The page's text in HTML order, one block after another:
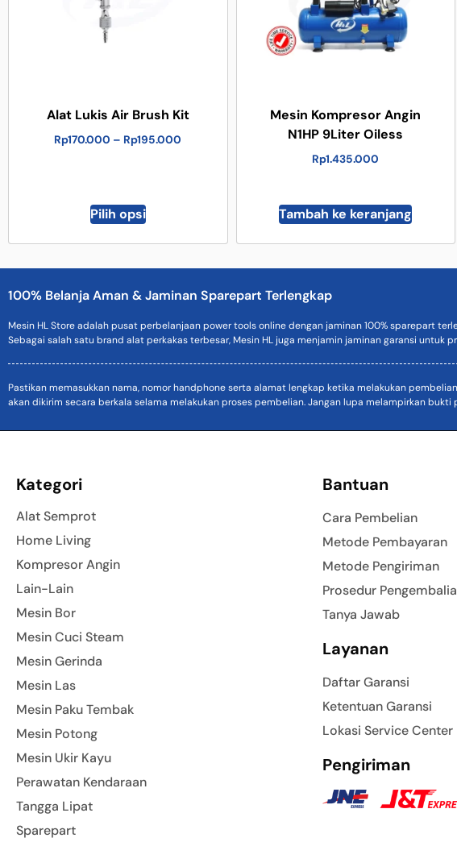
Alat Lukis Air Brush Kit
Rp170.000 – Rp195.000
Pilih opsi
Mesin Kompresor Angin
N1HP 9Liter Oiless
Rp1.435.000
Tambah ke keranjang
100% Belanja Aman & Jaminan Sparepart Terlengkap
Mesin HL Store adalah pusat perbelanjaan power tools online dengan jaminan 100% sparepart
Sebagai salah satu brand alat perkakas terbesar, Mesin HL juga menjamin jaminan garansi untuk
Pastikan memasukkan nama, nomor handphone serta alamat lengkap ketika melakukan
akan dikirim secara berkala selama melakukan proses pembelian. Jangan lupa melampirkan
Kategori
Alat Semprot
Home Living
Kompresor Angin
Lain-Lain
Mesin Bor
Mesin Cuci Steam
Mesin Gerinda
Mesin Las
Mesin Paku Tembak
Mesin Potong
Mesin Ukir Kayu
Perawatan Kendaraan
Tangga Lipat
Sparepart
Bantuan
Cara Pembelian
Metode Pembayaran
Metode Pengiriman
Prosedur
Tanya Jawab
Layanan
Daftar Garansi
Ketentuan Garansi
Lokasi Service Center
Pengiriman